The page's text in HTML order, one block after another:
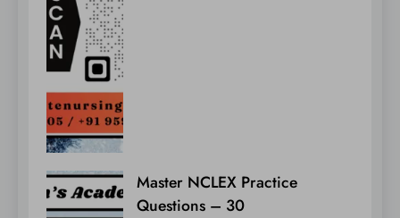
Master NCLEX Practice
Questions – 30